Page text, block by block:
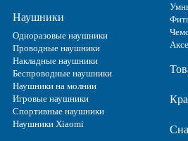
Наушники
Одноразовые наушники
Проводные наушники
Накладные наушники
Беспроводные наушники
Наушники на молнии
Игровые наушники
Спортивные наушники
Наушники Xiaomi